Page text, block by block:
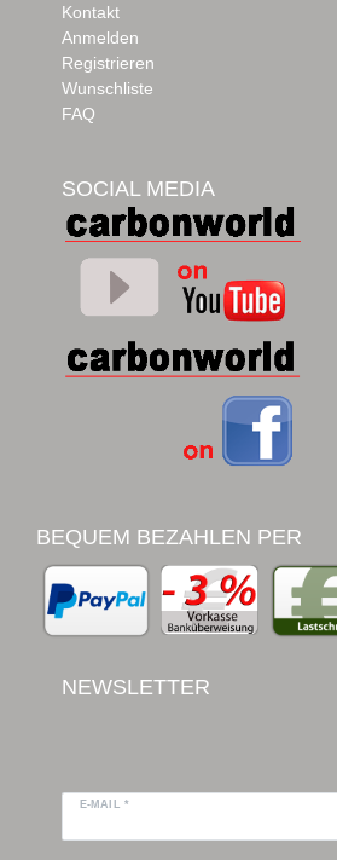
Kontakt
Anmelden
Registrieren
Wunschliste
FAQ
SOCIAL MEDIA
BEQUEM BEZAHLEN PER
NEWSLETTER
E-MAIL *